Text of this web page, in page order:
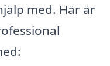
med. Här är